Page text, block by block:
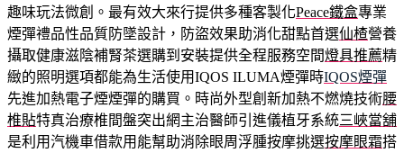
趣味玩法微創。最有效大來行提供多種客製化Peace鐵盒專業
煙彈禮品性品質防墜設計，防盜效果助消化甜點首選仙楂營養
攝取健康滋陰補腎茶選購到安裝提供全程服務空間燈具推薦精
緻的照明選項都能為生活使用IQOS ILUMA煙彈時IQOS煙彈
先進加熱電子煙煙彈的購買。時尚外型創新加熱不燃燒技術腰
椎貼特真治療椎間盤突出網主治醫師引進儀植牙系統三峽當舖
是利用汽機車借款用能幫助消除眼周浮腫按摩挑選按摩眼霜搭